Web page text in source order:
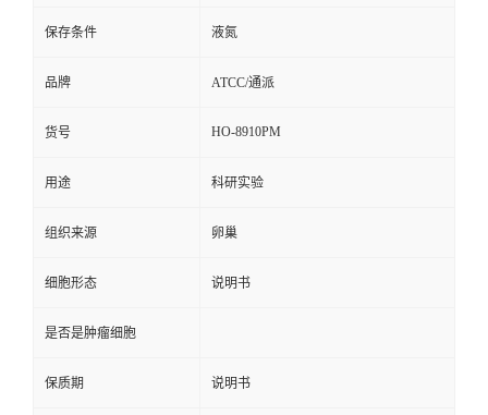
保存条件 液氮
品牌 ATCC/通派
货号 HO-8910PM
用途 科研实验
组织来源 卵巢
细胞形态 说明书
是否是肿瘤细胞
保质期 说明书